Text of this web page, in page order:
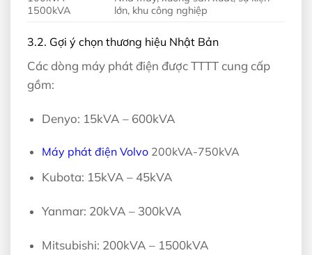
1500kVA
lớn, khu công nghiệp
3.2. Gợi ý chọn thương hiệu Nhật Bản
Các dòng máy phát điện được TTTT cung cấp
gồm:
Denyo: 15kVA – 600kVA
Máy phát điện Volvo200kVA-750kVA
Kubota: 15kVA – 45kVA
Yanmar: 20kVA – 300kVA
Mitsubishi: 200kVA – 1500kVA